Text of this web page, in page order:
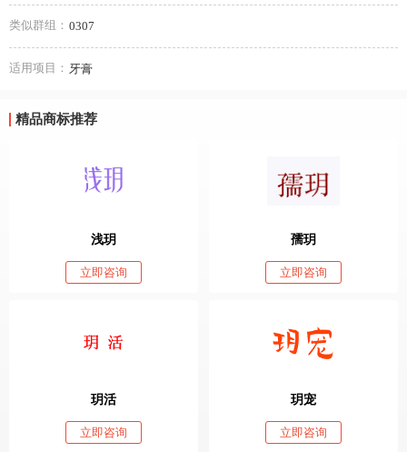
类似群组： 0307
适用项目： 牙膏
精品商标推荐
浅玥
立即咨询
孺玥
立即咨询
玥活
立即咨询
玥宠
立即咨询